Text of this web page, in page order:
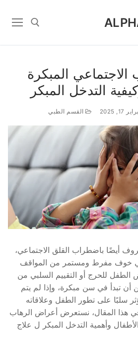
المبكرة
التدخل المبكر
17, 2025 القسم الطبي
أيضًا باضطراب القلق الاجتماعي،
خوف مفرط ومستمر من المواقف
الطفل للحرج أو التقييم السلبي من
أن تبدأ في سن مبكرة، وإذا لم يتم
سلبًا على تطور الطفل وعلاقاته
في هذا المقال، نستعرض أعراض الرهاب
وأهمية التدخل المبكر ل علاج